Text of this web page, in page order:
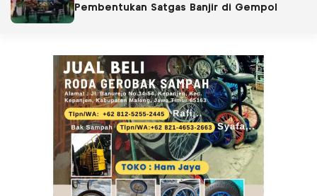
Pembentukan Satgas Banjir di Gempol